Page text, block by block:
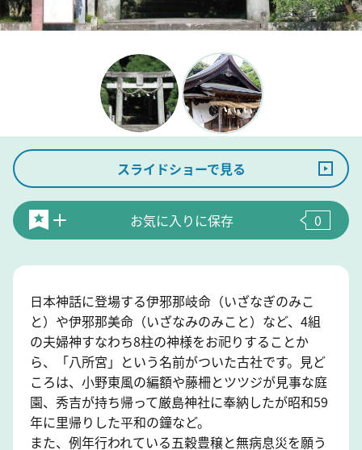
スライドショーで見る
お気に入りに保存 0
日本神話に登場する伊邪那岐命（いざなぎのみこ
と）や伊邪那美命（いざなみのみこと）など、4組
の夫婦神すなわち8柱の神様をお祀りすることか
ら、「八所宮」という名前がついた古社です。見ど
ころは、小野東風の編額や藤柵とツツジが見事な庭
園、秀吉が持ち帰って厳島神社に奉納したが昭和59
年に里帰りした平和の鐘など。
また、例年行われている五穀豊穣と無病息災を願う